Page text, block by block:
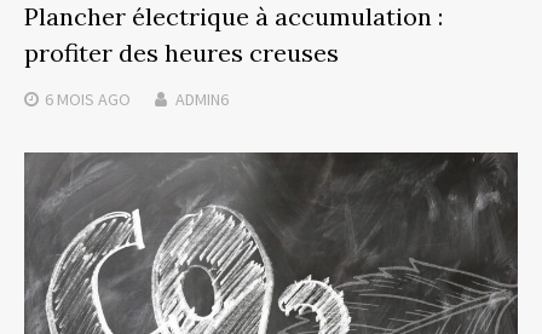
Plancher électrique à accumulation :
profiter des heures creuses
6 MOIS AGO ADMIN6